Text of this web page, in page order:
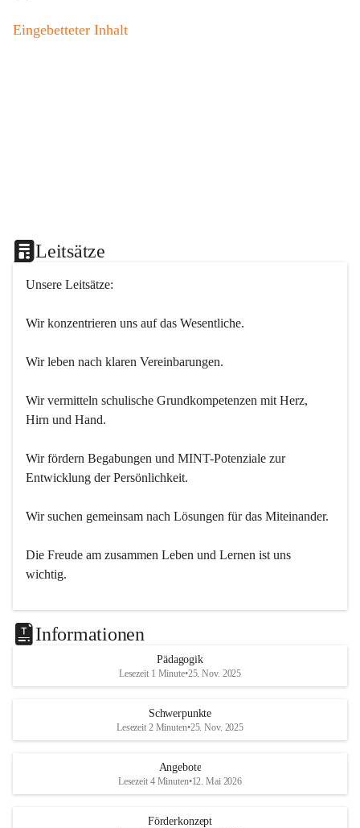
o
Eingebetteter Inhalt
Leitsätze
Unsere Leitsätze:
Wir konzentrieren uns auf das Wesentliche.
Wir leben nach klaren Vereinbarungen.
Wir vermitteln schulische Grundkompetenzen mit Herz,
Hirn und Hand.
Wir fördern Begabungen und MINT-Potenziale zur
Entwicklung der Persönlichkeit.
Wir suchen gemeinsam nach Lösungen für das Miteinander.
Die Freude am zusammen Leben und Lernen ist uns
wichtig.
Informationen
Pädagogik
Lesezeit 1 Minute•25. Nov. 2025
Schwerpunkte
Lesezeit 2 Minuten•25. Nov. 2025
Angebote
Lesezeit 4 Minuten•12. Mai 2026
Förderkonzept